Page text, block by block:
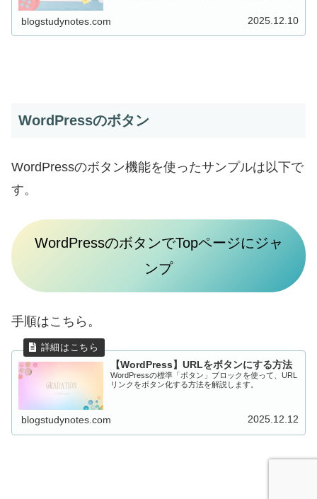
blogstudynotes.com 2025.12.10
WordPressのボタン
WordPressのボタン機能を使ったサンプルは以下で
す。
WordPressのボタンでTopページにジャ
ンプ
手順はこちら。
【WordPress】URLをボタンにする方法
WordPressの標準「ボタン」ブロックを使って、URL
リンクをボタン化する方法を解説します。
blogstudynotes.com 2025.12.12